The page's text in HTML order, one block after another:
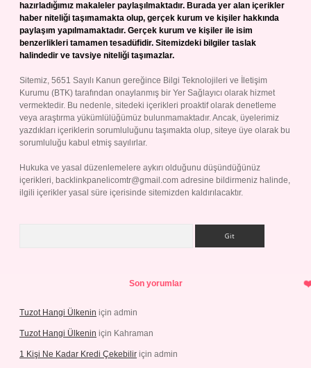
hazırladığımız makaleler paylaşılmaktadır. Burada yer alan içerikler
haber niteliği taşımamakta olup, gerçek kurum ve kişiler hakkında
paylaşım yapılmamaktadır. Gerçek kurum ve kişiler ile isim
benzerlikleri tamamen tesadüfidir. Sitemizdeki bilgiler taslak
halindedir ve tavsiye niteliği taşımazlar.
Sitemiz, 5651 Sayılı Kanun gereğince Bilgi Teknolojileri ve İletişim
Kurumu (BTK) tarafından onaylanmış bir Yer Sağlayıcı olarak hizmet
vermektedir. Bu nedenle, sitedeki içerikleri proaktif olarak denetleme
veya araştırma yükümlülüğümüz bulunmamaktadır. Ancak, üyelerimiz
yazdıkları içeriklerin sorumluluğunu taşımakta olup, siteye üye olarak bu
sorumluluğu kabul etmiş sayılırlar.
Hukuka ve yasal düzenlemelere aykırı olduğunu düşündüğünüz
içerikleri, backlinkpanelicomtr@gmail.com adresine bildirmeniz halinde,
ilgili içerikler yasal süre içerisinde sitemizden kaldırılacaktır.
Son yorumlar
Tuzot Hangi Ülkenin için admin
Tuzot Hangi Ülkenin için Kahraman
1 Kişi Ne Kadar Kredi Çekebilir için admin